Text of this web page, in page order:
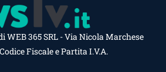
WEB 365 SRL - Via Nicola Marchese
Fiscale e Partita I.V.A.